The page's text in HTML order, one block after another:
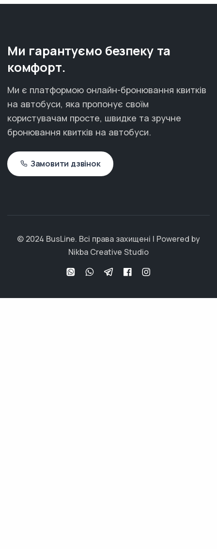
Ми гарантуємо безпеку та
комфорт.
Ми є платформою онлайн-бронювання квитків
на автобуси, яка пропонує своїм
користувачам просте, швидке та зручне
бронювання квитків на автобуси.
Замовити дзвінок
© 2024 BusLine. Всі права захищені | Powered by
Nikba Creative Studio